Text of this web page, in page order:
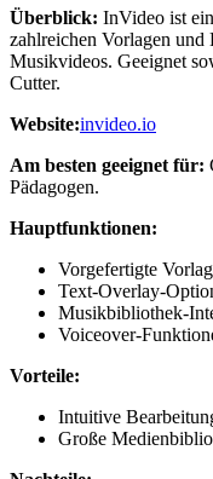
Überblick: InVideo ist
zahlreichen Vorlagen
Musikvideos. Geeignet
Cutter.
Website:invideo.io
Am besten geeignet für:
Pädagogen.
Hauptfunktionen:
Vorgefertigte
Text-Overlay-
Musikbibliothek-
Voiceover-
Vorteile:
Intuitive
Große